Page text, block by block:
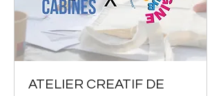
ATELIER CREATIF DE